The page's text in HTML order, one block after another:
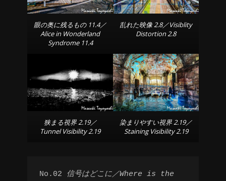
眼の奥に残るもの 11.4／
Alice in Wonderland
Syndrome 11.4
乱れた映像 2.8／Visiblity
Distortion 2.8
狭まる視界 2.19／
Tunnel Visibility 2.19
染まりやすい視界 2.19／
Staining Visibility 2.19
No.02 信号はどこに／Where is the